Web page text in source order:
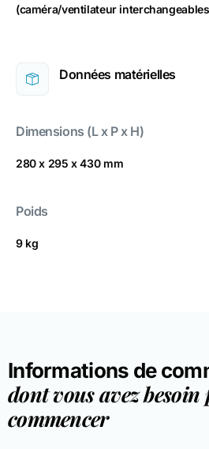
(caméra/ventilateur
Données matérielles
Dimensions (L x P x H)
280 x 295 x 430 mm
Poids
9 kg
Informations de
dont vous avez besoin
commencer